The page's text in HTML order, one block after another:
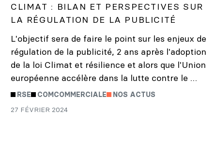
CLIMAT : BILAN ET PERSPECTIVES SUR
LA RÉGULATION DE LA PUBLICITÉ
L'objectif sera de faire le point sur les enjeux de
régulation de la publicité, 2 ans après l'adoption
de la loi Climat et résilience et alors que l'Union
européenne accélère dans la lutte contre le …
RSE COMCOMMERCIALE
NOS ACTUS
27 FÉVRIER 2024